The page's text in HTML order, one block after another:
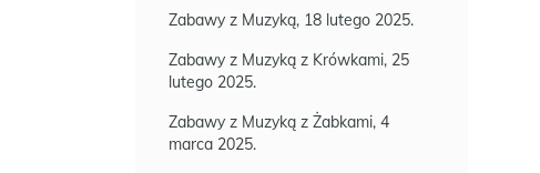
Zabawy z Muzyką, 18 lutego 2025.
Zabawy z Muzyką z Krówkami, 25
lutego 2025.
Zabawy z Muzyką z Żabkami, 4
marca 2025.